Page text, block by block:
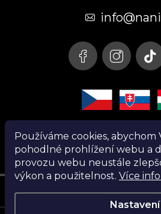
Používáme cookies, abychom
pohodlné prohlížení webu a
provozu webu neustále
výkon a použitelnost. Více
Nastavení
Instagram